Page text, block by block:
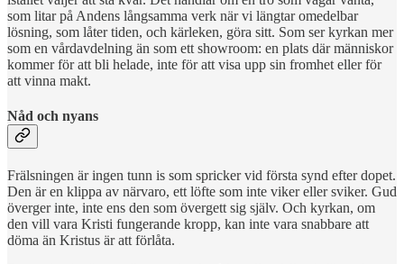
som litar på Andens långsamma verk när vi längtar omedelbar
lösning, som låter tiden, och kärleken, göra sitt. Som ser kyrkan mer
som en vårdavdelning än som ett showroom: en plats där människor
kommer för att bli helade, inte för att visa upp sin fromhet eller för
att vinna makt.
Nåd och nyans
Frälsningen är ingen tunn is som spricker vid första synd efter dopet.
Den är en klippa av närvaro, ett löfte som inte viker eller sviker. Gud
överger inte, inte ens den som övergett sig själv. Och kyrkan, om
den vill vara Kristi fungerande kropp, kan inte vara snabbare att
döma än Kristus är att förlåta.